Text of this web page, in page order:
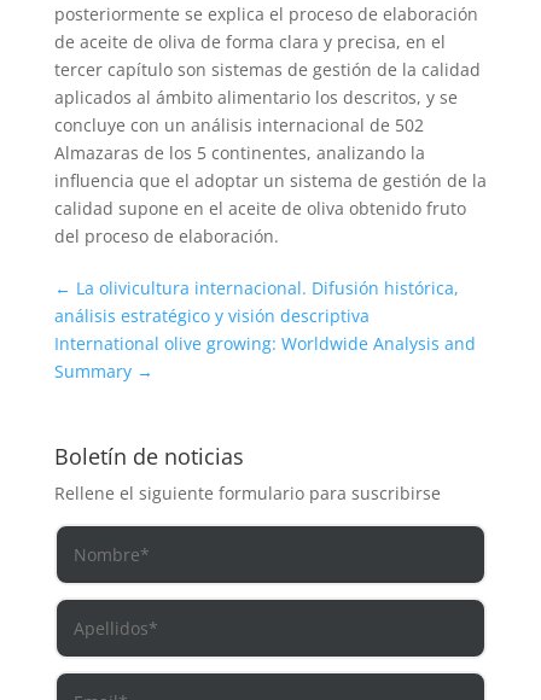
posteriormente se explica el proceso de elaboración
de aceite de oliva de forma clara y precisa, en el
tercer capítulo son sistemas de gestión de la calidad
aplicados al ámbito alimentario los descritos, y se
concluye con un análisis internacional de 502
Almazaras de los 5 continentes, analizando la
influencia que el adoptar un sistema de gestión de la
calidad supone en el aceite de oliva obtenido fruto
del proceso de elaboración.
← La olivicultura internacional. Difusión histórica,
análisis estratégico y visión descriptiva
International olive growing: Worldwide Analysis and
Summary →
Boletín de noticias
Rellene el siguiente formulario para suscribirse